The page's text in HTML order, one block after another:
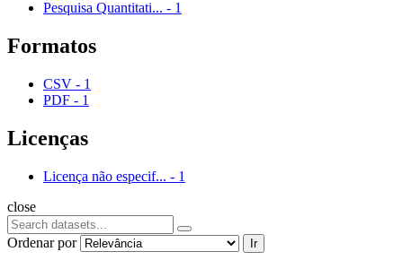
Pesquisa Quantitati... - 1
Formatos
CSV - 1
PDF - 1
Licenças
Licença não especif... - 1
close
Ordenar por Ir